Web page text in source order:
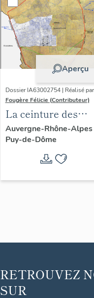
Aperçu
Dossier IA63002754 | Réalisé par
Fougère Félicie (Contributeur)
La ceinture des
boulevards de
Clermont-Ferrand
Auvergne-Rhône-Alpes
Puy-de-Dôme
RETROUVEZ
SUR